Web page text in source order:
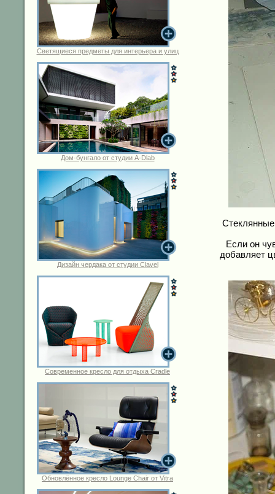
Светящиеся предметы для интерьера и улиц
Дом-бунгало от студии A-Dlab
Дизайн чердака от студии Clavel
Современное кресло для отдыха Cradle
Обновлённое кресло Lounge Chair от Vitra
Если он
добавляет